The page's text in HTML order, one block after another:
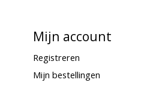
Mijn account
Registreren
Mijn bestellingen